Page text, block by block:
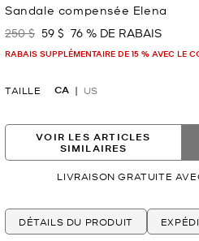
Sandale compensée Elena
était
250 $ maintenant
59 $ 76 % DE RABAIS
RABAIS SUPPLÉMENTAIRE DE 15 % AVEC LE
TAILLE CA US
VOIR LES ARTICLES
SIMILAIRES
LIVRAISON GRATUITE
DÉTAILS DU PRODUIT